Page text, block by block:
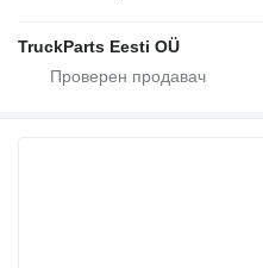
TruckParts Eesti OÜ